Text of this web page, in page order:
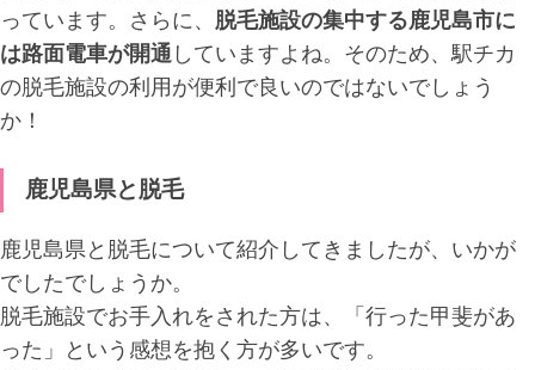
っています。さらに、 脱毛施設の集中する鹿児島市に
は路面電車が開通 していますよね。そのため、駅チカ
の脱毛施設の利用が便利で良いのではないでしょう
か！
鹿児島県と脱毛
鹿児島県と脱毛について紹介してきましたが、いかが
でしたでしょうか。
脱毛施設でお手入れをされた方は、「行った甲斐があ
った」という感想を抱く方が多いです。